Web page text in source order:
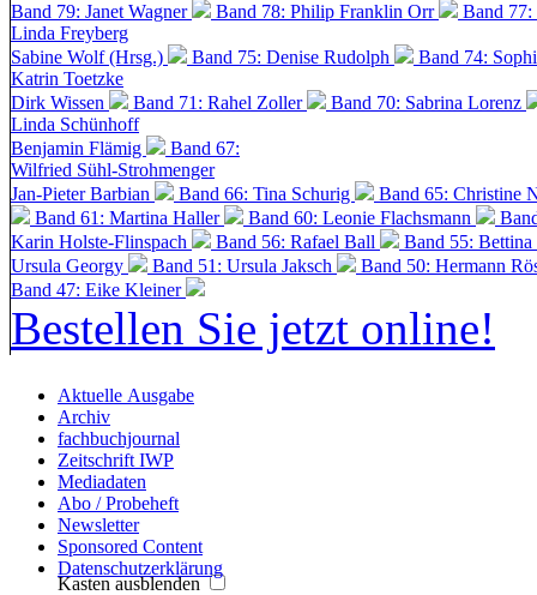
Band 79: Janet Wagner Band 78: Philip Franklin Orr
Band
Linda Freyberg
Sabine Wolf (Hrsg.)
Band 75: Denise Rudolph
Band 74:
Katrin Toetzke
Dirk Wissen
Band 71: Rahel Zoller
Band 70: Sabrina Lorenz
Linda Schünhoff
Benjamin Flämig
Band 67:
Wilfried Sühl-Strohmenger
Jan-Pieter Barbian
Band 66: Tina Schurig
Band 65: Christine
Band 61: Martina Haller
Band 60: Leonie Flachsmann
Karin Holste-Flinspach
Band 56: Rafael Ball
Band 55:
Ursula Georgy
Band 51: Ursula Jaksch Band 50: Hermann
Band 47: Eike Kleiner
Bestellen Sie jetzt online!
Aktuelle Ausgabe
Archiv
fachbuchjournal
Zeitschrift IWP
Mediadaten
Abo / Probeheft
Newsletter
Sponsored Content
Datenschutzerklärung
Kasten ausblenden